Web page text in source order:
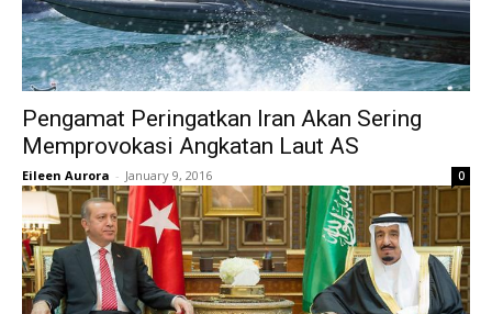
Pengamat Peringatkan Iran Akan Sering
Memprovokasi Angkatan Laut AS
Eileen Aurora - January 9, 2016 0